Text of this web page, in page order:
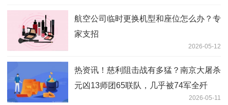
航空公司临时更换机型和座位怎么办？专
家支招
2026-05-12
热资讯！慈利阻击战有多猛？南京大屠杀
元凶13师团65联队，几乎被74军全歼
2026-05-11